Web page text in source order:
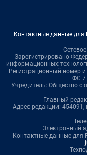
Контактные данные для
Зарегистрировано
информационных
Регистрационный номер
ФС
Учредитель: Общество с
Главный
Адрес редакции: 454091,
Электронный
Контактные данные для